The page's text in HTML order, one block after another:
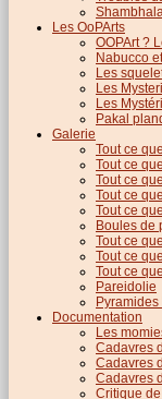
Les OoPArts
OOPArt ?
Nabucco
Les
Les
Les
Pakal
Galerie
Tout ce
Tout ce
Tout ce
Tout ce
Tout ce
Boules de
Tout ce
Tout ce
Tout ce
Pareidolie
Documentation
Les
Cadavres
Cadavres
Cadavres
Critique